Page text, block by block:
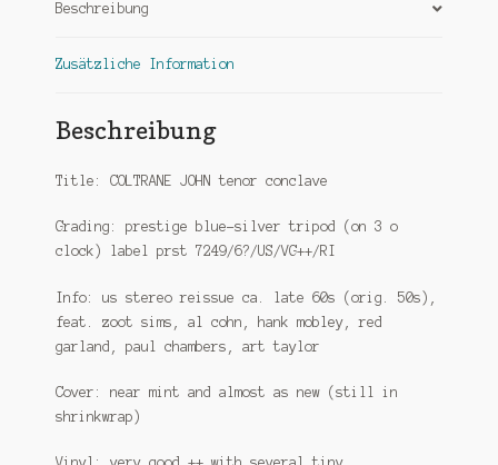
Beschreibung
Zusätzliche Information
Beschreibung
Title: COLTRANE JOHN tenor conclave
Grading: prestige blue-silver tripod (on 3 o
clock) label prst 7249/6?/US/VG++/RI
Info: us stereo reissue ca. late 60s (orig. 50s),
feat. zoot sims, al cohn, hank mobley, red
garland, paul chambers, art taylor
Cover: near mint and almost as new (still in
shrinkwrap)